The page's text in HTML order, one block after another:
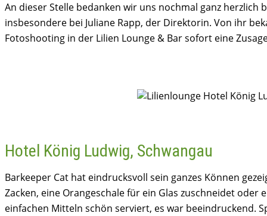
An dieser Stelle bedanken wir uns nochmal ganz herzlich
insbesondere bei Juliane Rapp, der Direktorin. Von ihr
Fotoshooting in der Lilien Lounge & Bar sofort eine
Hotel König Ludwig, Schwangau
Barkeeper Cat hat eindrucksvoll sein ganzes Können
Zacken, eine Orangeschale für ein Glas zuschneidet oder
einfachen Mitteln schön serviert, es war beeindruckend.